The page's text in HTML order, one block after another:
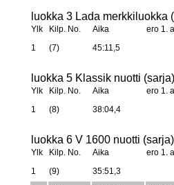
luokka 3 Lada merkkiluokka
Ylk Kilp. No. Aika
ero 1.
1
(7) 45:11,5
luokka 5 Klassik nuotti (sarja)
Ylk Kilp. No. Aika
ero 1.
1
(8) 38:04,4
luokka 6 V 1600 nuotti (sarja)
Ylk Kilp. No. Aika
ero 1.
1
(9)
35:51,3